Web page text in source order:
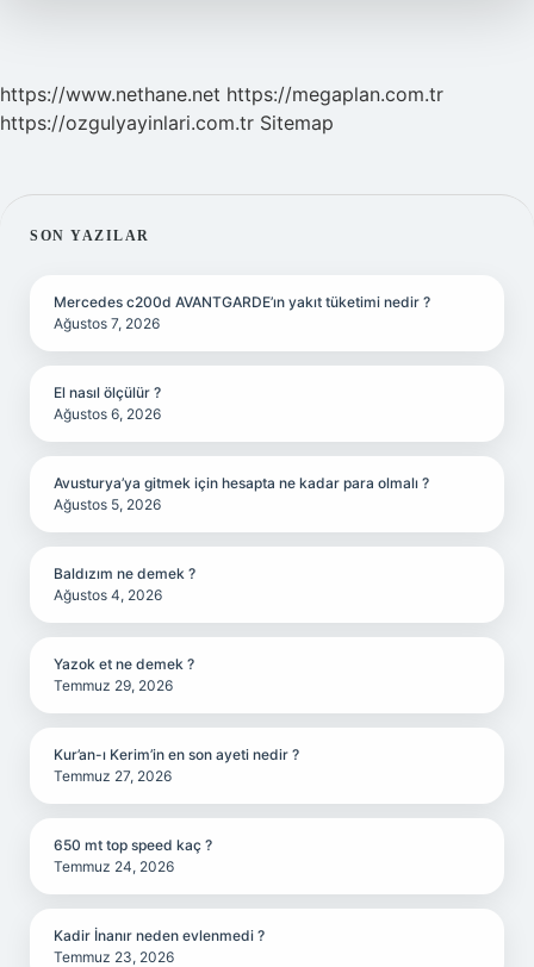
https://www.nethane.net https://megaplan.com.tr
https://ozgulyayinlari.com.tr Sitemap
SIDEBAR
SON YAZILAR
Mercedes c200d AVANTGARDE’ın yakıt tüketimi nedir ?
Ağustos 7, 2026
El nasıl ölçülür ?
Ağustos 6, 2026
Avusturya’ya gitmek için hesapta ne kadar para olmalı ?
Ağustos 5, 2026
Baldızım ne demek ?
Ağustos 4, 2026
Yazok et ne demek ?
Temmuz 29, 2026
Kur’an-ı Kerim’in en son ayeti nedir ?
Temmuz 27, 2026
650 mt top speed kaç ?
Temmuz 24, 2026
Kadir İnanır neden evlenmedi ?
Temmuz 23, 2026